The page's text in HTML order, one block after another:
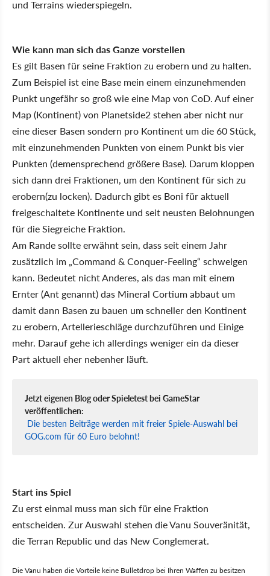
und Terrains wiederspiegeln.
Wie kann man sich das Ganze vorstellen
Es gilt Basen für seine Fraktion zu erobern und zu halten.
Zum Beispiel ist eine Base mein einem einzunehmenden
Punkt ungefähr so groß wie eine Map von CoD. Auf einer
Map (Kontinent) von Planetside2 stehen aber nicht nur
eine dieser Basen sondern pro Kontinent um die 60 Stück,
mit einzunehmenden Punkten von einem Punkt bis vier
Punkten (demensprechend größere Base). Darum kloppen
sich dann drei Fraktionen, um den Kontinent für sich zu
erobern(zu locken). Dadurch gibt es Boni für aktuell
freigeschaltete Kontinente und seit neusten Belohnungen
für die Siegreiche Fraktion.
Am Rande sollte erwähnt sein, dass seit einem Jahr
zusätzlich im „Command & Conquer-Feeling“ schwelgen
kann. Bedeutet nicht Anderes, als das man mit einem
Ernter (Ant genannt) das Mineral Cortium abbaut um
damit dann Basen zu bauen um schneller den Kontinent
zu erobern, Artellerieschläge durchzuführen und Einige
mehr. Darauf gehe ich allerdings weniger ein da dieser
Part aktuell eher nebenher läuft.
Jetzt eigenen Blog oder Spieletest bei GameStar
veröffentlichen:
Die besten Beiträge werden mit freier Spiele-Auswahl bei
GOG.com für 60 Euro belohnt!
Start ins Spiel
Zu erst einmal muss man sich für eine Fraktion
entscheiden. Zur Auswahl stehen die Vanu Souveränität,
die Terran Republic und das New Conglemerat.
Die Vanu haben die Vorteile keine Bulletdrop bei Ihren Waffen zu besitzen